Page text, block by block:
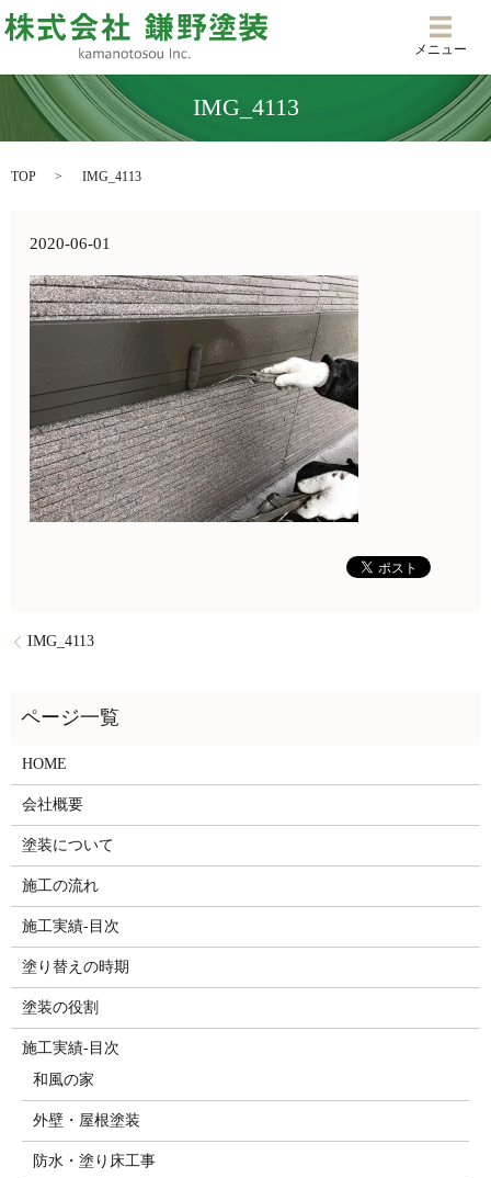
メニ
メニュー
IMG_4113
TOP IMG_4113
2020-06-01
IMG_4113
HOME
会社概要
塗装について
施工の流れ
施工実績-目次
塗り替えの時期
塗装の役割
施工実績-目次
和風の家
外壁・屋根塗装
防水・塗り床工事